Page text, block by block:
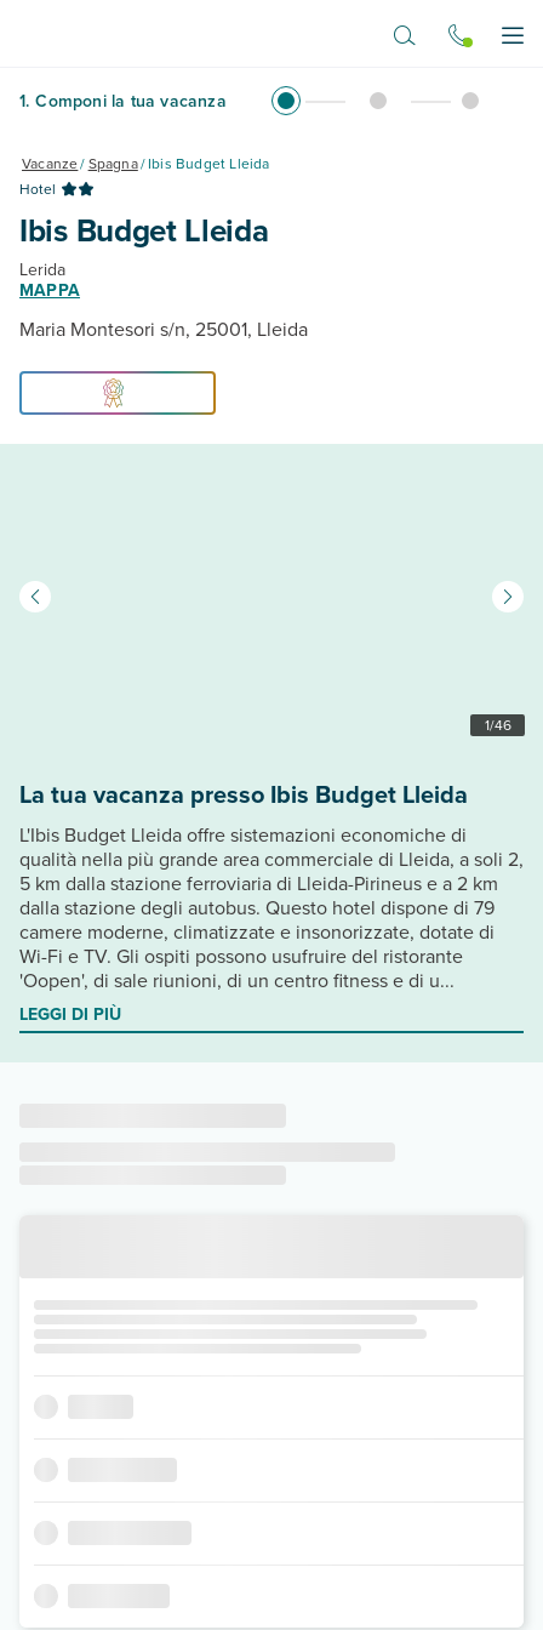
1. Componi la tua vacanza
Vacanze/Spagna/Ibis Budget Lleida
Hotel
Ibis Budget Lleida
Lerida
MAPPA
Maria Montesori s/n, 25001, Lleida
1/46
La tua vacanza presso Ibis Budget Lleida
L'Ibis Budget Lleida offre sistemazioni economiche di
qualità nella più grande area commerciale di Lleida, a soli 2,
5 km dalla stazione ferroviaria di Lleida-Pirineus e a 2 km
dalla stazione degli autobus. Questo hotel dispone di 79
camere moderne, climatizzate e insonorizzate, dotate di
Wi-Fi e TV. Gli ospiti possono usufruire del ristorante
'Oopen', di sale riunioni, di un centro fitness e di u...
LEGGI DI PIÙ